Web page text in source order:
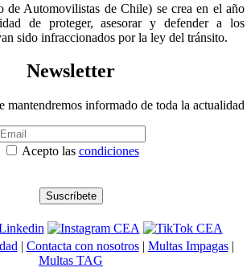
de Automovilistas de Chile) se crea en el año
de proteger, asesorar y defender a los
sido infraccionados por la ley del tránsito.
Newsletter
mantendremos informado de toda la actualidad
Acepto las condiciones
| Contacta con nosotros| Multas Impagas|
Multas TAG